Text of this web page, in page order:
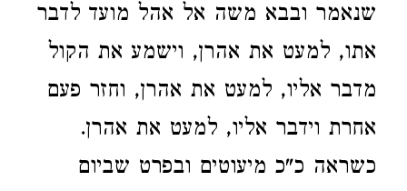
שנאמר ובבא משה אל אהל מועד לדבר
אתו, למעט את אהרן, וישמע את הקול
מדבר אליו, למעט את אהרן, וחזר פעם
אחרת וידבר אליו, למעט את אהרן.
כשראה כ"כ מיעוטים ובפרט שביום